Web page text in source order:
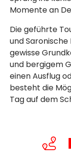
Momente an
Die geführte
und
gewisse
und bergigem
einen Ausflug
besteht die
Tag auf dem